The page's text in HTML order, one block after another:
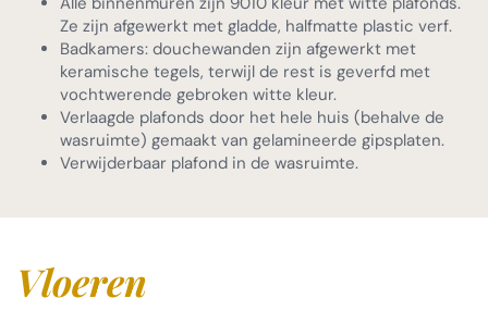
Ze zijn afgewerkt met gladde, halfmatte plastic verf.
Badkamers: douchewanden zijn afgewerkt met
keramische tegels, terwijl de rest is geverfd met
vochtwerende gebroken witte kleur.
Verlaagde plafonds door het hele huis (behalve de
wasruimte) gemaakt van gelamineerde gipsplaten.
Verwijderbaar plafond in de wasruimte.
Vloeren